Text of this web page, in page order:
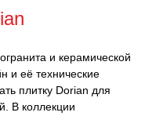
и керамической
и её технические
плитку Dorian для
В коллекции